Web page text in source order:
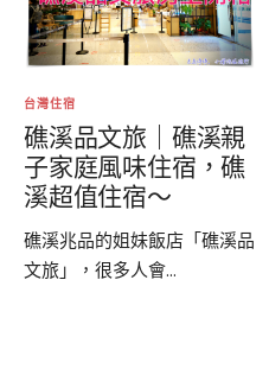
台灣住宿
礁溪品文旅｜礁溪親
子家庭風味住宿，礁
溪超值住宿～
礁溪兆品的姐妹飯店「礁溪品
文旅」，很多人會...